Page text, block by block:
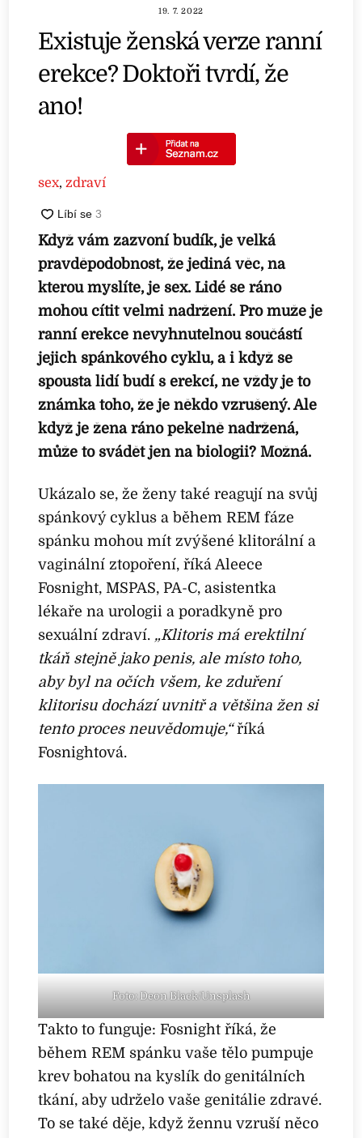
19. 7. 2022
Existuje ženská verze ranní
erekce? Doktoři tvrdí, že
ano!
sex,zdraví
Když vám zazvoní budík, je velká
pravděpodobnost, že jediná věc, na
kterou myslíte, je sex. Lidé se ráno
mohou cítit velmi nadržení. Pro muže je
ranní erekce nevyhnutelnou součástí
jejich spánkového cyklu, a i když se
spousta lidí budí s erekcí, ne vždy je to
známka toho, že je někdo vzrušený. Ale
když je žena ráno pekelně nadržená,
může to svádět jen na biologii? Možná.
Ukázalo se, že ženy také reagují na svůj
spánkový cyklus a během REM fáze
spánku mohou mít zvýšené klitorální a
vaginální ztopoření, říká Aleece
Fosnight, MSPAS, PA-C, asistentka
lékaře na urologii a poradkyně pro
sexuální zdraví. „Klitoris má erektilní
tkáň stejně jako penis, ale místo toho,
aby byl na očích všem, ke zduření
klitorisu dochází uvnitř a většina žen si
tento proces neuvědomuje,“říká
Fosnightová.
Foto: Deon Black/Unsplash
Takto to funguje: Fosnight říká, že
během REM spánku vaše tělo pumpuje
krev bohatou na kyslík do genitálních
tkání, aby udrželo vaše genitálie zdravé.
To se také děje, když žennu vzruší něco